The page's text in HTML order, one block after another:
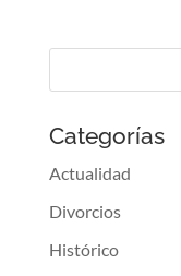
Categorías
Actualidad
Divorcios
Histórico